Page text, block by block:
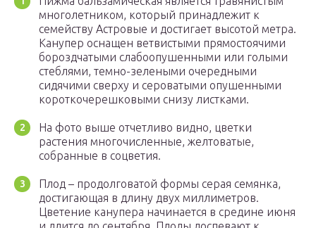
многолетником, который принадлежит к
семейству Астровые и достигает высотой метра.
Канупер оснащен ветвистыми прямостоячими
бороздчатыми слабоопушенными или голыми
стеблями, темно-зелеными очередными
сидячими сверху и сероватыми опушенными
короткочерешковыми снизу листками.
На фото выше отчетливо видно, цветки
растения многочисленные, желтоватые,
собранные в соцветия.
Плод – продолговатой формы серая семянка,
достигающая в длину двух миллиметров.
Цветение канупера начинается в средине июня